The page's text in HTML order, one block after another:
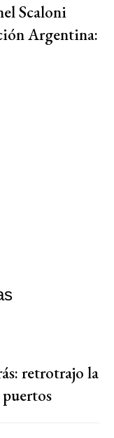
Scaloni
Argentina:
retrotrajo la